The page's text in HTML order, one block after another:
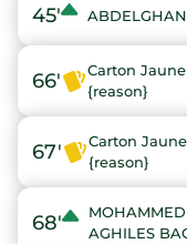
45'
66'
Carton
{reason}
67'
Carton
{reason}
68'
AGHILES